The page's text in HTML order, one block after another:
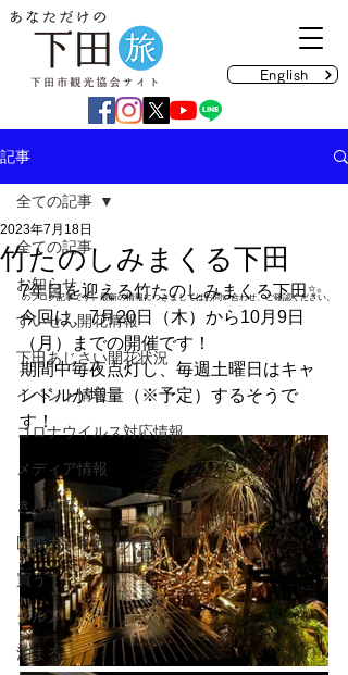
English
記事
全ての記事
お知らせ
すいせん開花情報
下田あじさい開花状況
イベント情報
コロナウイルス対応情報
メディア情報
きんめ祭り
国際カジキ釣り大会
買う
グルメ
泊まる
全ての記事
竹たのしみまくる下田
2023年7月18日
7年目を迎える竹たのしみまくる下田✨
今回は、7月20日（木）から10月9日
（月）までの開催です！
期間中毎夜点灯し、毎週土曜日はキャ
ンドルが増量（※予定）するそうで
す！
のブログ記事です。最新の情報につきましてはお問い合わせ、ご確認ください。